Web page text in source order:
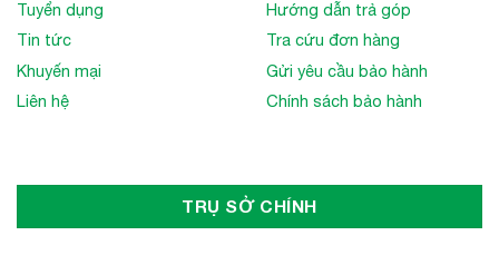
Tuyển dụng
Tin tức
Khuyến mại
Liên hệ
Hướng dẫn trả góp
Tra cứu đơn hàng
Gửi yêu cầu bảo hành
Chính sách bảo hành
TRỤ SỞ CHÍNH